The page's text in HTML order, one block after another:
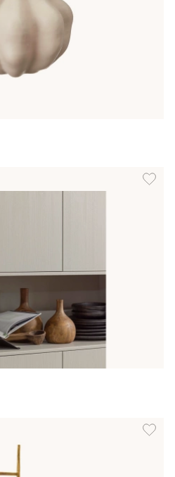
i dessa färger:
Lägg
Lägg